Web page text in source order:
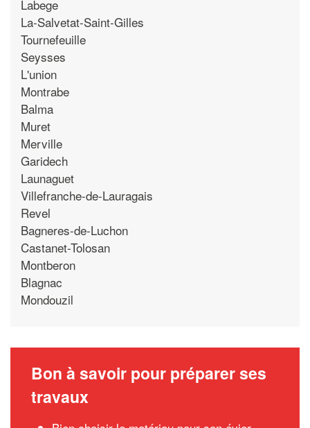
Labege
La-Salvetat-Saint-Gilles
Tournefeuille
Seysses
L'union
Montrabe
Balma
Muret
Merville
Garidech
Launaguet
Villefranche-de-Lauragais
Revel
Bagneres-de-Luchon
Castanet-Tolosan
Montberon
Blagnac
Mondouzil
Bon à savoir pour préparer ses
travaux